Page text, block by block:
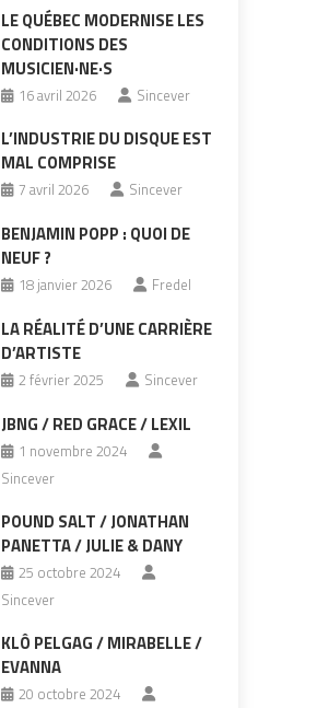
LE QUÉBEC MODERNISE LES
CONDITIONS DES
MUSICIEN·NE·S
16 avril 2026 Sincever
L’INDUSTRIE DU DISQUE EST
MAL COMPRISE
7 avril 2026 Sincever
BENJAMIN POPP : QUOI DE
NEUF ?
18 janvier 2026 Fredel
LA RÉALITÉ D’UNE CARRIÈRE
D’ARTISTE
2 février 2025 Sincever
JBNG / RED GRACE / LEXIL
1 novembre 2024
Sincever
POUND SALT / JONATHAN
PANETTA / JULIE & DANY
25 octobre 2024
Sincever
KLÔ PELGAG / MIRABELLE /
EVANNA
20 octobre 2024